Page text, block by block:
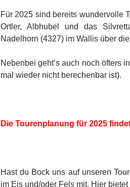
Für 2025 sind bereits wundervolle
Ortler, Albhubel und das
Nadelhorn (4327) im Wallis über
Nebenbei geht’s auch noch öfters
mal wieder nicht berechenbar ist).
Die Tourenplanung für 2025
Hast du Bock uns auf unseren
im Eis und/oder Fels mit. Hier